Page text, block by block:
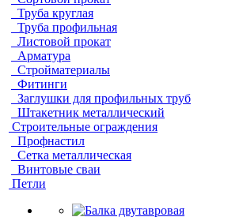
Труба круглая
Труба профильная
Листовой прокат
Арматура
Стройматериалы
Фитинги
Заглушки для профильных труб
Штакетник металлический
Строительные ограждения
Профнастил
Сетка металлическая
Винтовые сваи
Петли